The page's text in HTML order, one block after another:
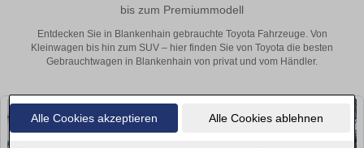
Alle Cookies akzeptieren Alle Cookies ablehnen
bis zum Premiummodell
Entdecken Sie in Blankenhain gebrauchte Toyota Fahrzeuge. Von
Kleinwagen bis hin zum SUV – hier finden Sie von Toyota die besten
Gebrauchtwagen in Blankenhain von privat und vom Händler.